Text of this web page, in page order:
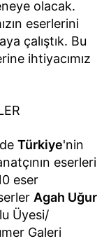
olacak.
eserlerini
çalıştık. Bu
ihtiyacımız
Türkiye'nin
eserleri
eser
Agah Uğur
Üyesi/
Galeri